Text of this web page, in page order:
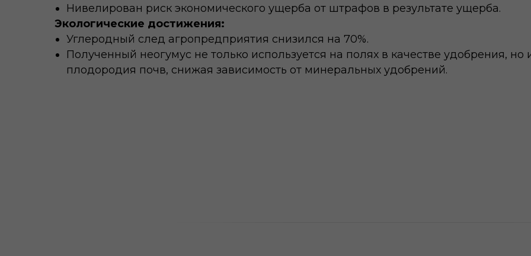
Нивелирован риск экономического ущерба от штрафов в результате ущерба.
Экологические достижения:
Углеродный след агропредприятия снизился на 70%.
Полученный неогумус не только используется на полях в качестве удобрения, но
плодородия почв, снижая зависимость от минеральных удобрений.